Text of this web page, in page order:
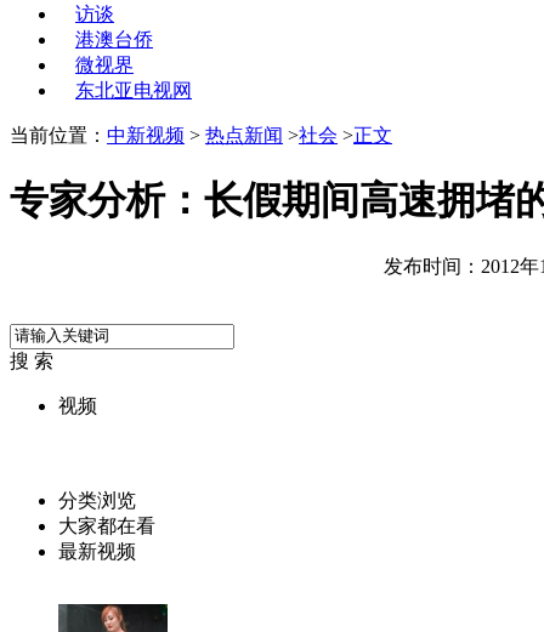
访谈
港澳台侨
微视界
东北亚电视网
当前位置： 中新视频 > 热点新闻 >社会 >正文
专家分析：长假期间高速拥堵
发布时间：2012年
搜 索
视频
分类浏览
大家都在看
最新视频